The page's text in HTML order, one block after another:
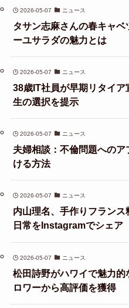
2026-05-07 ニュース
タサン志麻さんの春キャ
ーユサラダの魅力とは
2026-05-07 ニュース
38歳IT社員が早期リタイ
生の選択を提示
2026-05-07 ニュース
夫婦相談：不倫問題への
ける方法
2026-05-07 ニュース
内山理名、手作りフラン
日常をInstagramでシェア
2026-05-07 ニュース
松田詩野がハワイで魅力
ロワーから高評価を獲得